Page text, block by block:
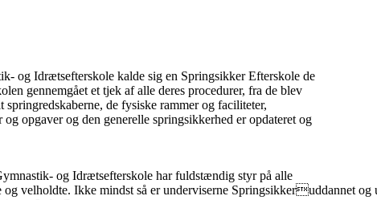
og Idrætsefterskole kalde sig en Springsikker Efterskole de
gennemgået et tjek af alle deres procedurer, fra de blev
de fysiske rammer og faciliteter,
og opgaver og den generelle springsikkerhed er opdateret og
og Idrætsefterskole har fuldstændig styr på alle
og velholdte. Ikke mindst så er underviserne Springsikkeruddannet